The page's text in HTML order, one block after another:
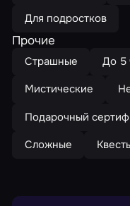
Для подростков
Прочие
Страшные До 5
Мистические
Подарочный
Сложные